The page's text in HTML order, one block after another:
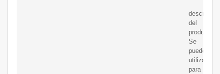
del
Se
puede
utilizar
para